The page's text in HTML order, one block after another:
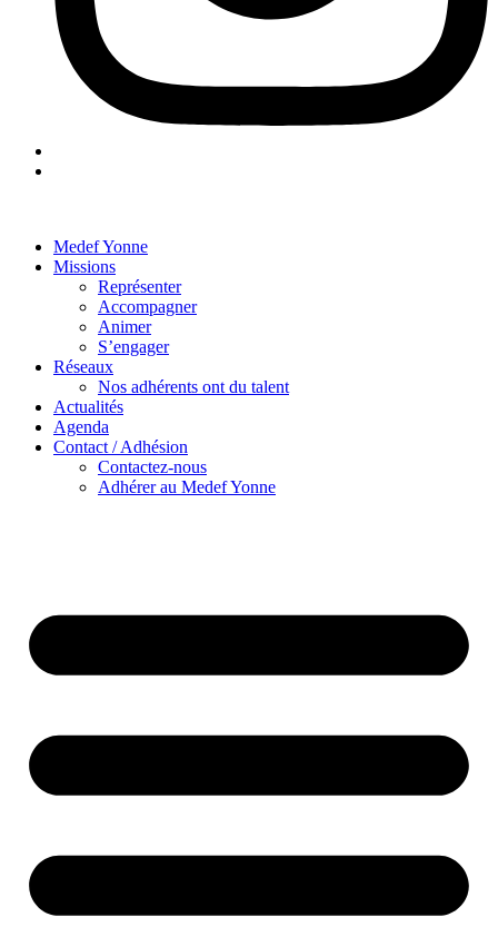
Medef Yonne
Missions
Représenter
Accompagner
Animer
S’engager
Réseaux
Nos adhérents ont du talent
Actualités
Agenda
Contact / Adhésion
Contactez-nous
Adhérer au Medef Yonne